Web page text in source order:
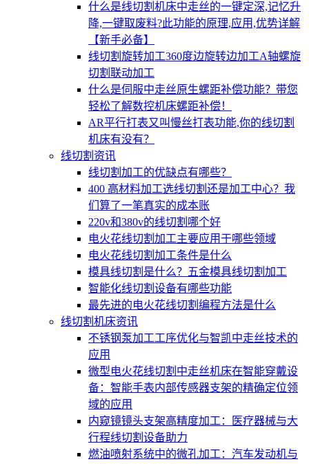
什么是线切割机床中走丝的一键定深,记忆升
降,一键取废料?此功能的原理,应用,优势详解
【新手必备】
线切割旋转加工360度边旋转边加工A轴螺旋
切割联动加工
什么是伺服中走丝原生螺距补偿功能？带您
轻松了解数控机床螺距补偿！
AR平行打表又叫慢丝打表功能,你的线切割
机床有没有？
线切割资讯
线切割加工的优缺点有哪些？
400 高材料加工选线切割还是加工中心？我
们算了一笔真实的成本账
220v和380v的线切割哪个好
电火花线切割加工主要应用于哪些领域
电火花线切割加工条件是什么
模具线切割是什么？五金模具线切割加工
智能化线切割设备有哪些功能
最先进的电火花线切割编程方法是什么
线切割机床资讯
不锈钢泵加工工序优化与智凯中走丝技术的
应用
微型电火花线切割中走丝机床在智能穿戴设
备：智能手表内部传感器支架的精确定位领
域的应用
内窥镜镜头支架高精度加工：医疗器械与大
行程线切割设备助力
燃油喷射系统中的微孔加工：汽车发动机与